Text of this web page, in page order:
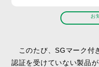
お
このたび、SGマーク付
認証を受けていない製品